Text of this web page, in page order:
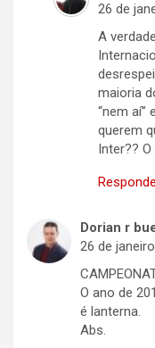
26 de
A
maioria
“nem
querem
Inter??
Dorian r
26 de
O ano de
é lanterna.
Abs.